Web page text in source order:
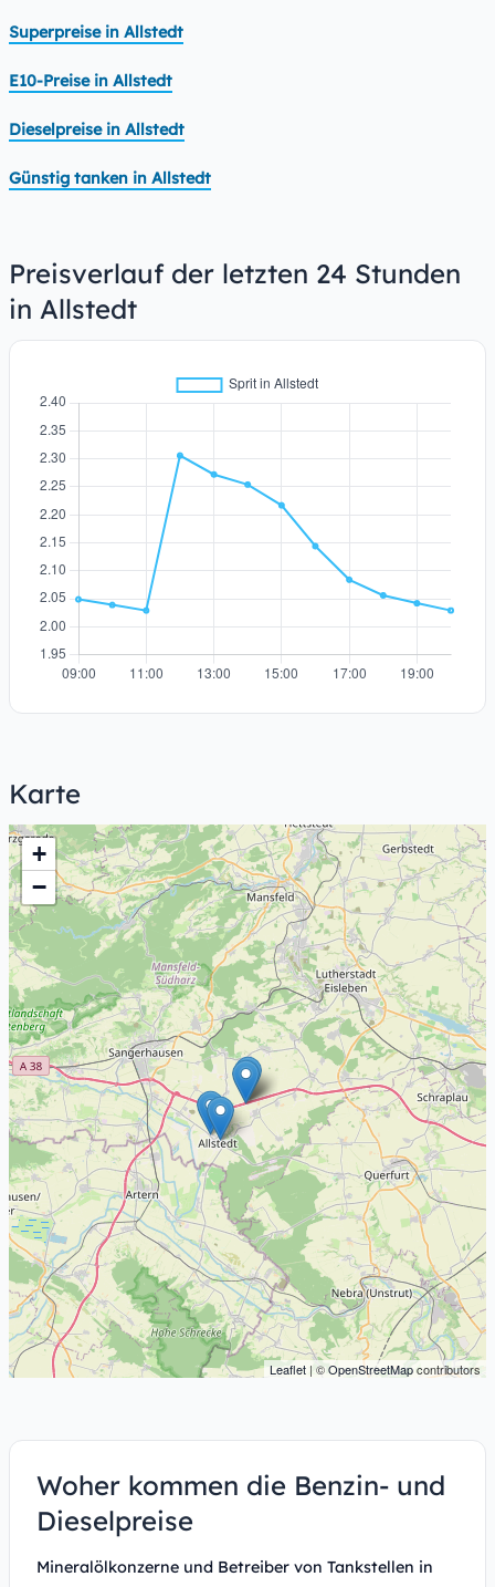
Superpreise in Allstedt
E10-Preise in Allstedt
Dieselpreise in Allstedt
Günstig tanken in Allstedt
Preisverlauf der letzten 24 Stunden
in Allstedt
Karte
+
−
Leaflet | ©OpenStreetMapcontributors
Woher kommen die Benzin- und
Dieselpreise
Mineralölkonzerne und Betreiber von Tankstellen in